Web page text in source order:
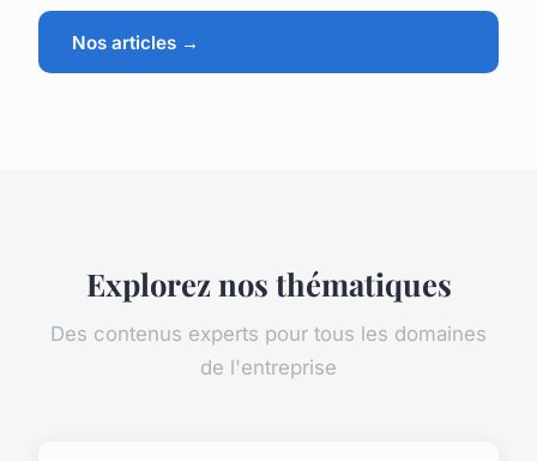
Nos articles →
Explorez nos thématiques
Des contenus experts pour tous les domaines
de l'entreprise